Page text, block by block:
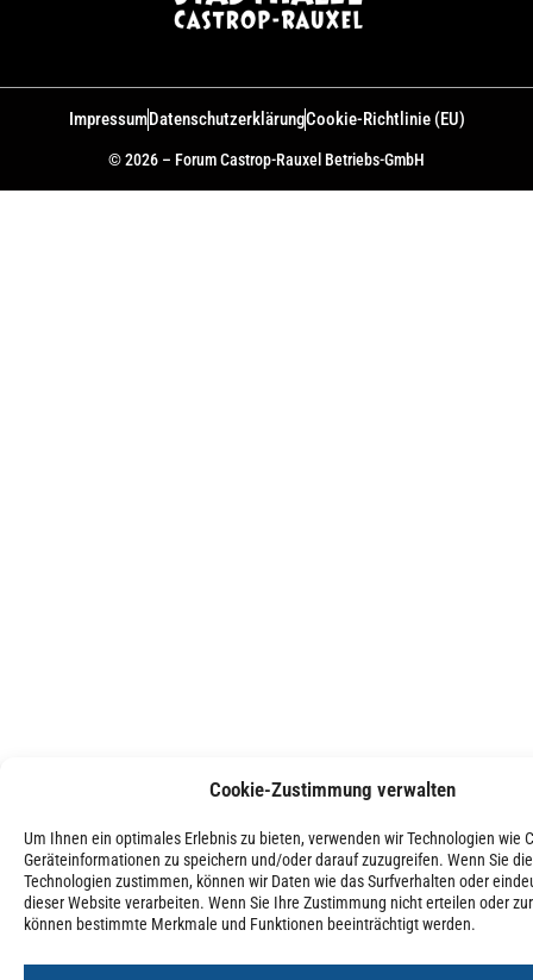
Cookie-Zustimmung verwalten
Um Ihnen ein optimales Erlebnis zu bieten, verwenden wir Technologien wie
Geräteinformationen zu speichern und/oder darauf zuzugreifen. Wenn Sie
Technologien zustimmen, können wir Daten wie das Surfverhalten oder
dieser Website verarbeiten. Wenn Sie Ihre Zustimmung nicht erteilen oder
können bestimmte Merkmale und Funktionen beeinträchtigt werden.
© 2026 – Forum Castrop-Rauxel Betriebs-GmbH
ImpressumDatenschutzerklärungCookie-Richtlinie (EU)